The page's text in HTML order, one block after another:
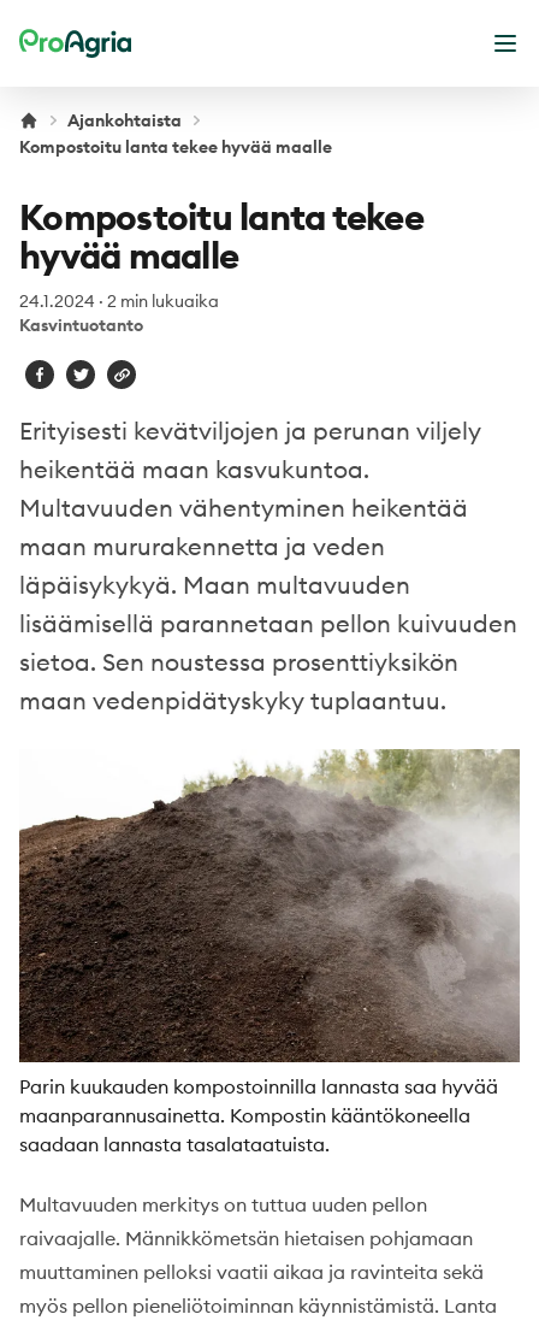
ProAgria
Ajankohtaista
Kompostoitu lanta tekee hyvää maalle
Kompostoitu lanta tekee
hyvää maalle
24.1.2024 · 2 min lukuaika
Kasvintuotanto
Erityisesti kevätviljojen ja perunan viljely
heikentää maan kasvukuntoa.
Multavuuden vähentyminen heikentää
maan mururakennetta ja veden
läpäisykykyä. Maan multavuuden
lisäämisellä parannetaan pellon kuivuuden
sietoa. Sen noustessa prosenttiyksikön
maan vedenpidätyskyky tuplaantuu.
Parin kuukauden kompostoinnilla lannasta saa hyvää
maanparannusainetta. Kompostin kääntökoneella
saadaan lannasta tasalataatuista.
Multavuuden merkitys on tuttua uuden pellon
raivaajalle. Männikkömetsän hietaisen pohjamaan
muuttaminen pelloksi vaatii aikaa ja ravinteita sekä
myös pellon pieneliötoiminnan käynnistämistä. Lanta